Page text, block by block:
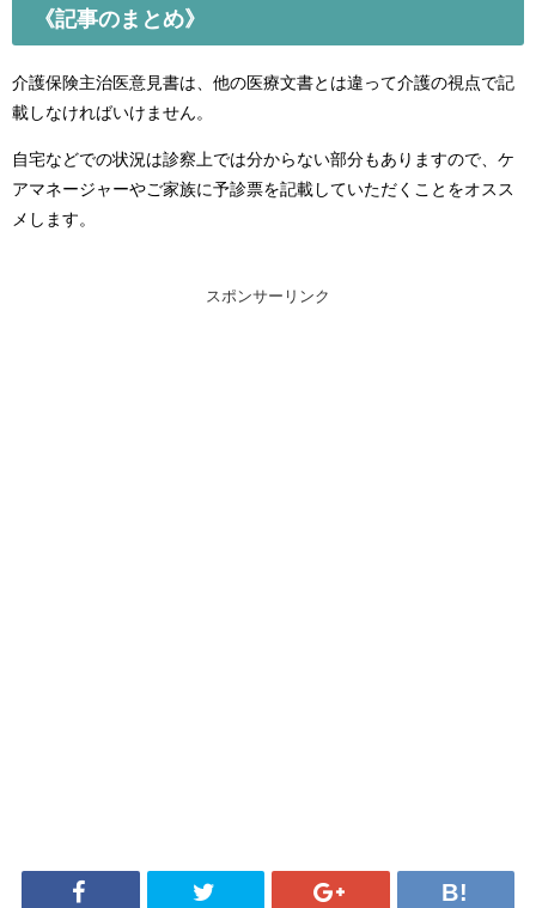
《記事のまとめ》
介護保険主治医意見書は、他の医療文書とは違って介護の視点で記
載しなければいけません。
自宅などでの状況は診察上では分からない部分もありますので、ケ
アマネージャーやご家族に予診票を記載していただくことをオスス
メします。
スポンサーリンク